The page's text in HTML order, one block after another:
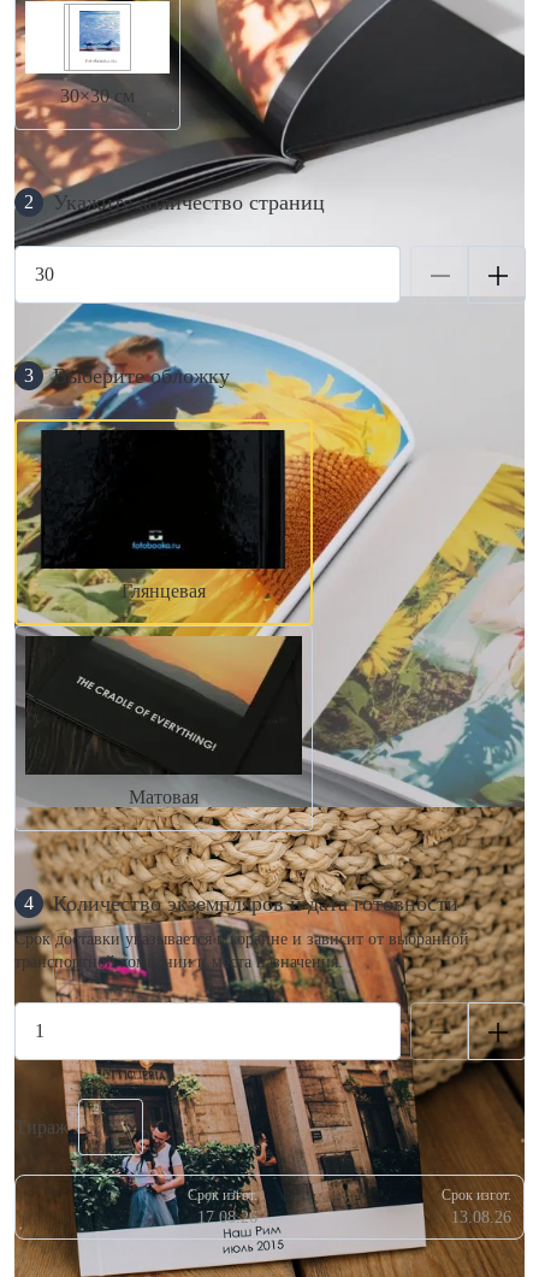
30×30 см
2 Укажите количество страниц
3 Выберите обложку
Глянцевая
Матовая
4 Количество экземпляров и дата готовности
Срок доставки указывается в корзине и зависит от выбранной
транспортной компании и места назначения.
Тираж
Срок изгот.
17.08.26
Срок изгот.
13.08.26